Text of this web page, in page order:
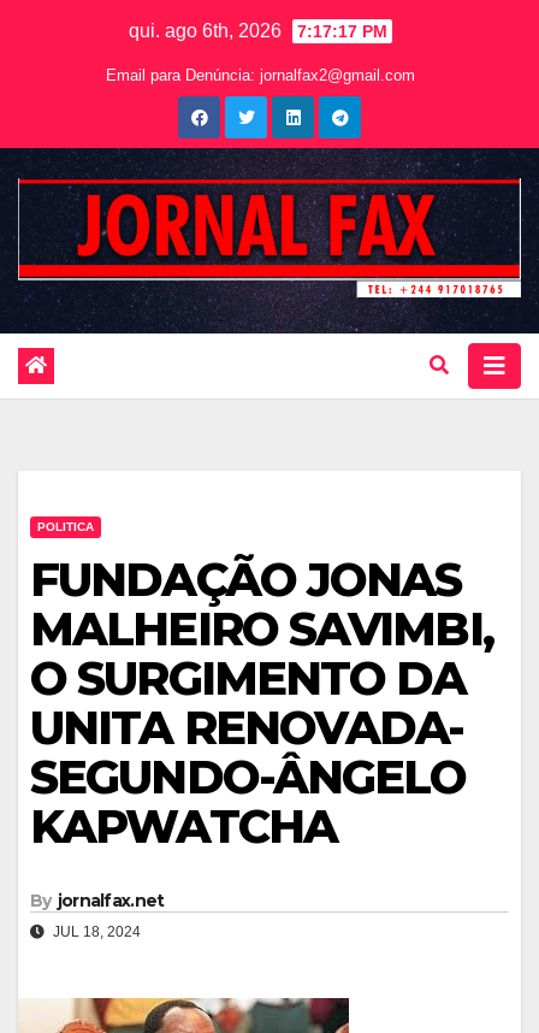
qui. ago 6th, 2026 7:17:18 PM
Email para Denúncia: jornalfax2@gmail.com
POLITICA
FUNDAÇÃO JONAS
MALHEIRO SAVIMBI,
O SURGIMENTO DA
UNITA RENOVADA-
SEGUNDO-ÂNGELO
KAPWATCHA
By jornalfax.net
JUL 18, 2024